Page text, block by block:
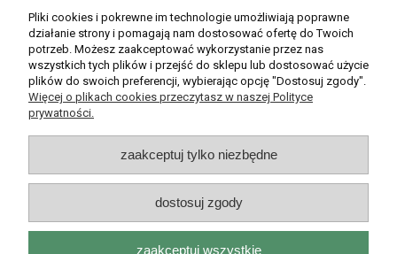
Moje konto
Płatności i dostawa
Informacje
O nas
Pliki cookies i pokrewne im technologie umożliwiają poprawne
działanie strony i pomagają nam dostosować ofertę do Twoich
potrzeb. Możesz zaakceptować wykorzystanie przez nas
wszystkich tych plików i przejść do sklepu lub dostosować użycie
plików do swoich preferencji, wybierając opcję "Dostosuj zgody".
Więcej o plikach cookies przeczytasz w naszej Polityce
prywatności.
zaakceptuj tylko niezbędne
dostosuj zgody
zaakceptuj wszystkie